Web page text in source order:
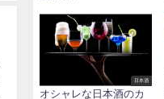
日本酒
オシャレな日本酒のカ